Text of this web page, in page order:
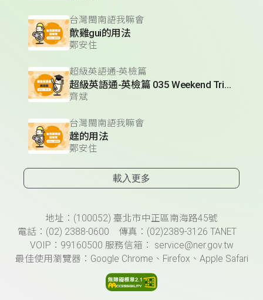
台灣閩南語我嘛會
歕雞gui的用法
鄭安住
超級英語通-英檢篇
超級英語通-英檢篇 035 Weekend Trip- 週末旅遊
齊斌
台灣閩南語我嘛會
趖的用法
鄭安住
載入更多
頁尾資訊地址：(100052) 臺北市中正區南海路45號
電話：(02) 2388-0600 傳真：(02)2389-3126 TANET
VOIP：99160500 服務信箱： service@ner.gov.tw
最佳使用瀏覽器：Google Chrome、Firefox、Apple Safari